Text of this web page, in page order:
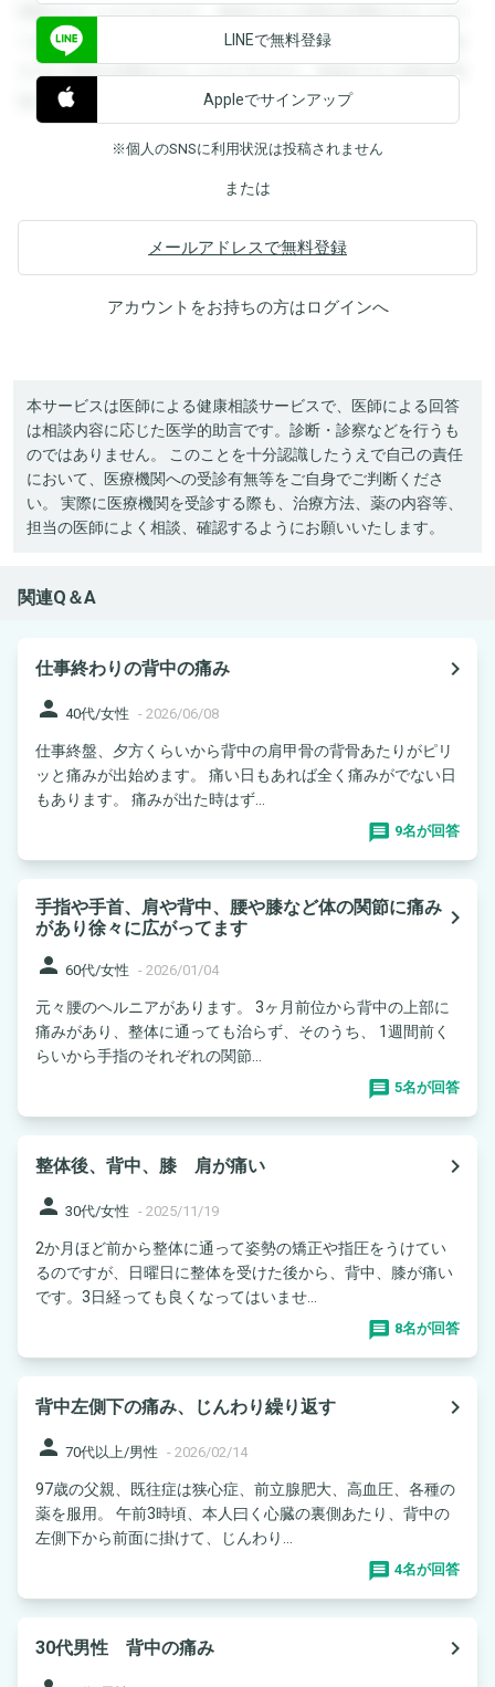
閲覧することができます。登録すると回答を閲覧することが
できます。登録すると回答を閲覧することができます。登録
すると回答を閲覧することができます。登録すると回答を閲
覧することができます。
LINEで無料登録
Appleでサインアップ
※個人のSNSに利用状況は投稿されません
または
メールアドレスで無料登録
アカウントをお持ちの方はログインへ
本サービスは医師による健康相談サービスで、医師による回答
は相談内容に応じた医学的助言です。診断・診察などを行うも
のではありません。 このことを十分認識したうえで自己の責任
において、医療機関への受診有無等をご自身でご判断くださ
い。 実際に医療機関を受診する際も、治療方法、薬の内容等、
担当の医師によく相談、確認するようにお願いいたします。
関連Q＆A
仕事終わりの背中の痛み
navigate_next
person 40代/女性 - 2026/06/08
仕事終盤、夕方くらいから背中の肩甲骨の背骨あたりがピリ
ッと痛みが出始めます。 痛い日もあれば全く痛みがでない日
もあります。 痛みが出た時はず...
9名が回答
手指や手首、肩や背中、腰や膝など体の関節に痛み
があり徐々に広がってます
navigate_next
person 60代/女性 - 2026/01/04
元々腰のヘルニアがあります。 3ヶ月前位から背中の上部に
痛みがあり、整体に通っても治らず、そのうち、 1週間前く
らいから手指のそれぞれの関節...
5名が回答
整体後、背中、膝 肩が痛い
navigate_next
person 30代/女性 - 2025/11/19
2か月ほど前から整体に通って姿勢の矯正や指圧をうけてい
るのですが、日曜日に整体を受けた後から、背中、膝が痛い
です。3日経っても良くなってはいませ...
8名が回答
背中左側下の痛み、じんわり繰り返す
navigate_next
person 70代以上/男性 - 2026/02/14
97歳の父親、既往症は狭心症、前立腺肥大、高血圧、各種の
薬を服用。 午前3時頃、本人曰く心臓の裏側あたり、背中の
左側下から前面に掛けて、じんわり...
4名が回答
30代男性 背中の痛み
navigate_next